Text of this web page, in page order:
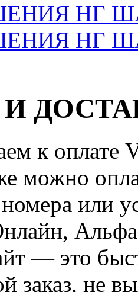
НГ
НГ
к оплате
можно
или
— это
заказ, не